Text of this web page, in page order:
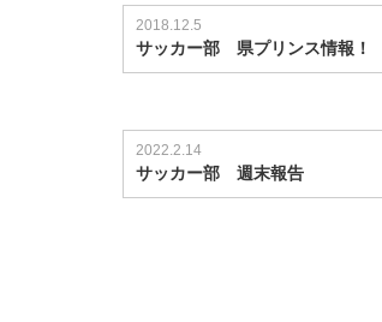
2018.12.5
サッカー部 県プリンス情報！
2022.2.14
サッカー部 週末報告